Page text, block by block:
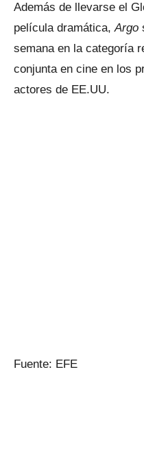
Además de llevarse el
película dramática,Argo
semana en la categoría
conjunta en cine en los
actores de EE.UU.
Fuente: EFE